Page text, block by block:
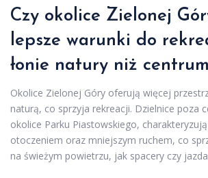
Czy okolice Zielonej
lepsze warunki do
łonie natury niż
Okolice Zielonej Góry oferują więcej
naturą, co sprzyja rekreacji. Dzielnice poza
okolice Parku Piastowskiego,
otoczeniem oraz mniejszym ruchem, co
na świeżym powietrzu, jak spacery czy